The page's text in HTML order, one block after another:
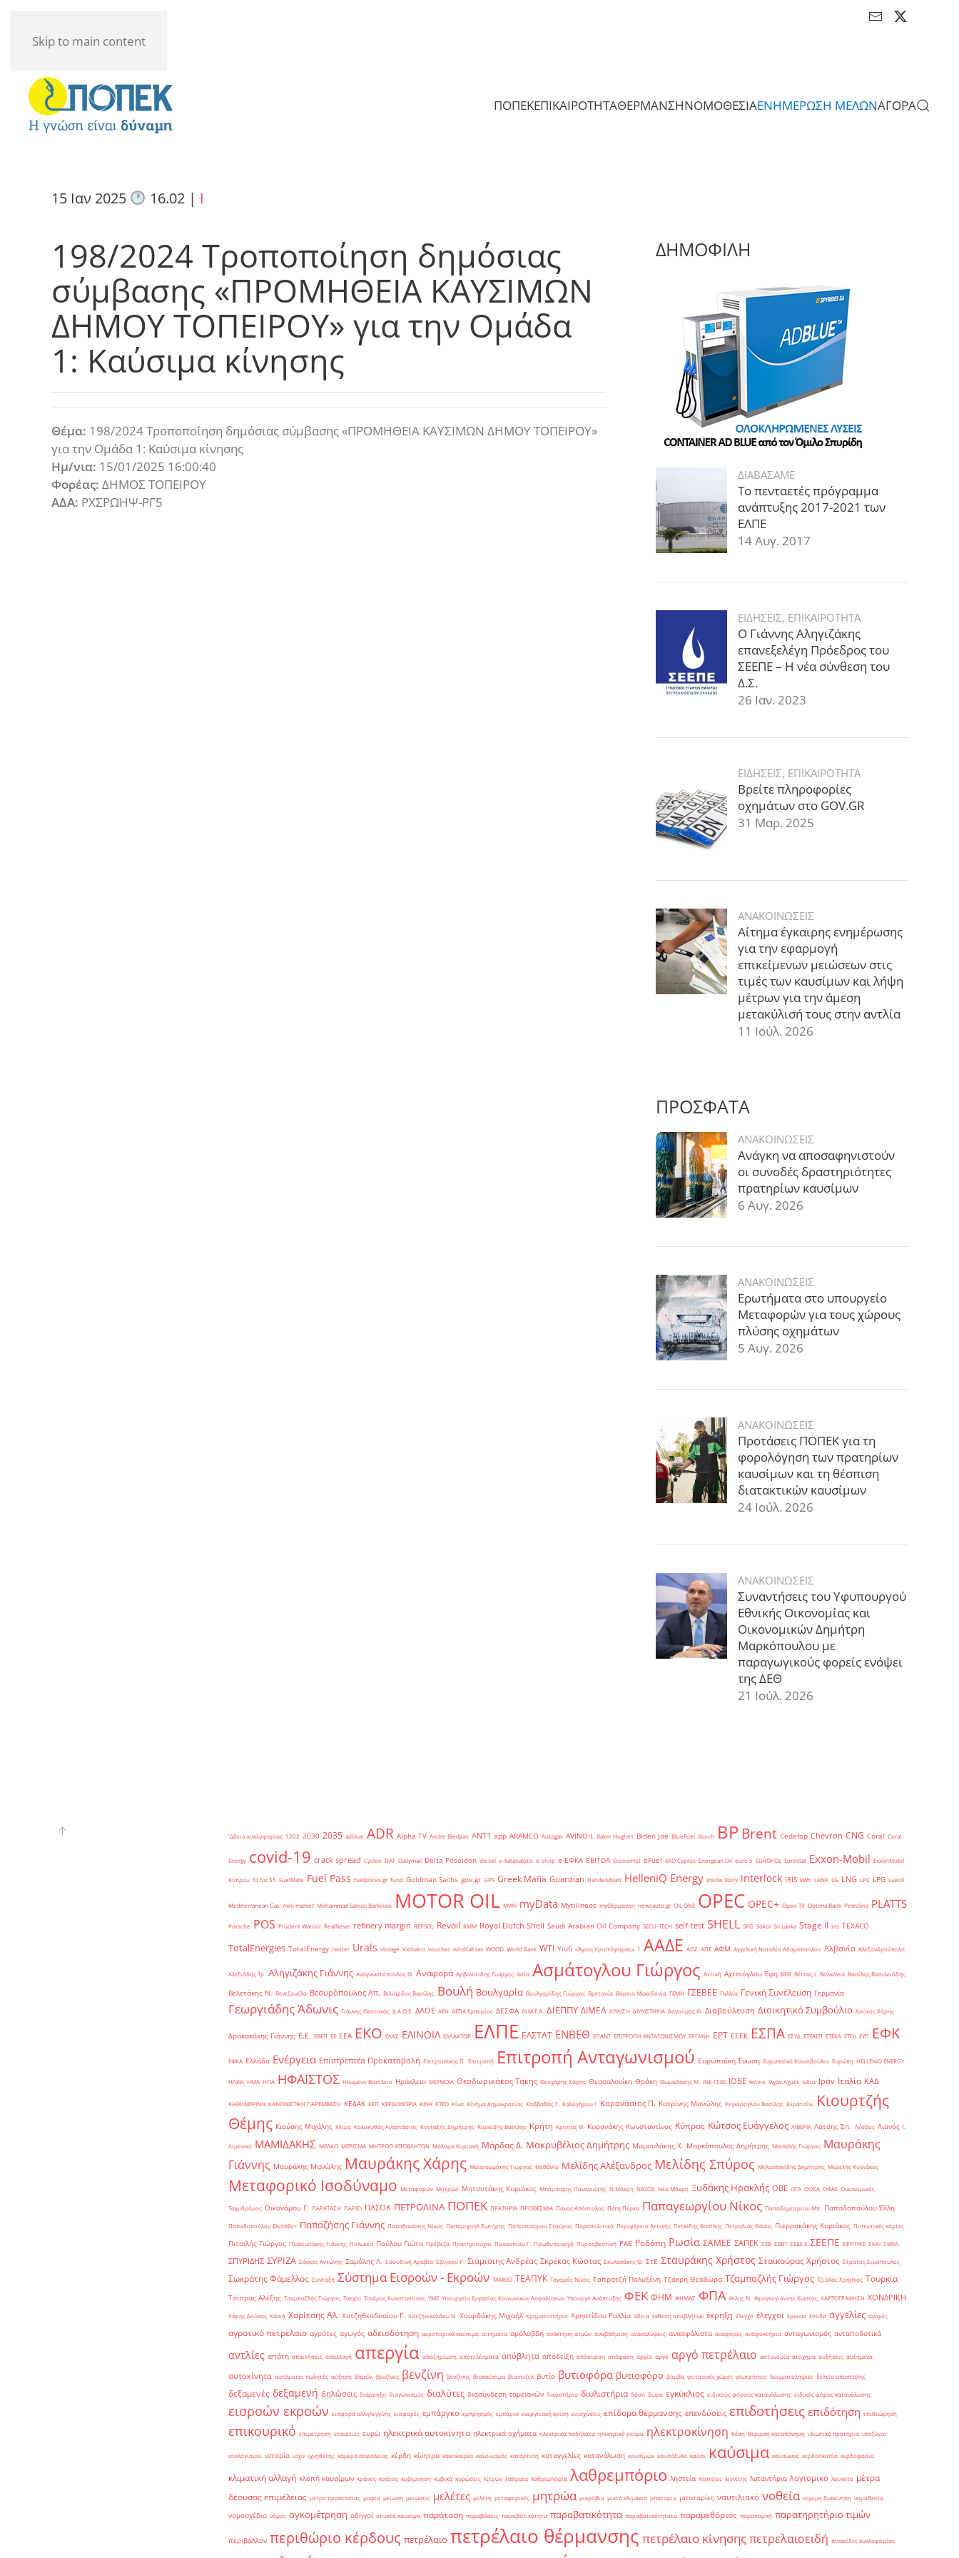
Skip to main content
ΠΟΠΕΚΕΠΙΚΑΙΡΟΤΗΤΑΘΕΡΜΑΝΣΗΝΟΜΟΘΕΣΙΑΕΝΗΜΕΡΩΣΗ ΜΕΛΩΝΑΓΟΡΑ
15 Ιαν 2025 16.02| I
198/2024 Τροποποίηση δημόσιας
σύμβασης «ΠΡΟΜΗΘΕΙΑ ΚΑΥΣΙΜΩΝ
ΔΗΜΟΥ ΤΟΠΕΙΡΟΥ» για την Ομάδα
1: Καύσιμα κίνησης
Θέμα: 198/2024 Τροποποίηση δημόσιας σύμβασης «ΠΡΟΜΗΘΕΙΑ ΚΑΥΣΙΜΩΝ ΔΗΜΟΥ ΤΟΠΕΙΡΟΥ»
για την Ομάδα 1: Καύσιμα κίνησης
Ημ/νια: 15/01/2025 16:00:40
Φορέας: ΔΗΜΟΣ ΤΟΠΕΙΡΟΥ
ΑΔΑ: ΡΧΣΡΩΗΨ-ΡΓ5
ΔΗΜΟΦΙΛΗ
ΔΙΑΒΑΣΑΜΕ
Το πενταετές πρόγραμμα
ανάπτυξης 2017-2021 των
ΕΛΠΕ
14 Αυγ. 2017
ΕΙΔΗΣΕΙΣ, ΕΠΙΚΑΙΡΟΤΗΤΑ
Ο Γιάννης Αληγιζάκης
επανεξελέγη Πρόεδρος του
ΣΕΕΠΕ – Η νέα σύνθεση του
Δ.Σ.
26 Ιαν. 2023
ΕΙΔΗΣΕΙΣ, ΕΠΙΚΑΙΡΟΤΗΤΑ
Βρείτε πληροφορίες
οχημάτων στο GOV.GR
31 Μαρ. 2025
ΑΝΑΚΟΙΝΩΣΕΙΣ
Αίτημα έγκαιρης ενημέρωσης
για την εφαρμογή
επικείμενων μειώσεων στις
τιμές των καυσίμων και λήψη
μέτρων για την άμεση
μετακύλισή τους στην αντλία
11 Ιούλ. 2026
ΠΡΟΣΦΑΤΑ
ΑΝΑΚΟΙΝΩΣΕΙΣ
Ανάγκη να αποσαφηνιστούν
οι συνοδές δραστηριότητες
πρατηρίων καυσίμων
6 Αυγ. 2026
ΑΝΑΚΟΙΝΩΣΕΙΣ
Ερωτήματα στο υπουργείο
Μεταφορών για τους χώρους
πλύσης οχημάτων
5 Αυγ. 2026
ΑΝΑΚΟΙΝΩΣΕΙΣ
Προτάσεις ΠΟΠΕΚ για τη
φορολόγηση των πρατηρίων
καυσίμων και τη θέσπιση
διατακτικών καυσίμων
24 Ιούλ. 2026
ΑΝΑΚΟΙΝΩΣΕΙΣ
Συναντήσεις του Υφυπουργού
Εθνικής Οικονομίας και
Οικονομικών Δημήτρη
Μαρκόπουλου με
παραγωγικούς φορείς ενόψει
της ΔΕΘ
21 Ιούλ. 2026
'άδεια κυκλοφορίας 1202 2030 2035 adblue ADR Alpha TV Andre Bledjian ANT1 app ARAMCO Autogas AVINOIL Baker Hughes Biden Joe BlueFuel Bosch BPBrent Cedefop Chevron CNG Coral Coral
Energy covid-19 crack spread Cyclon DAF Dailymail Delta Poseidon diesel e-katanalotis e-shop e-ΕΦΚΑ EBITDA Economist eFuel EKO Cyprus Energean Oil euro 5 EUROPOL Eurostat Exxon-Mobil ExxonMobil
Κύπρου fit for 55 FuelMate Fuel Pass fuelprices.gr fund Goldman Sachs gov.gr GPS Greek Mafia Guardian Handelsblatt HelleniQ Energy Inside Story interlock IRIS kWh LANA LG LNG LPC LPG Lukoil
Mediterranean Gas mini market Mohammad Sanusi Barkindo MOTOR OIL MWh myData Mytilineos myΘέρμανση newsauto.gr OIL ONE OPEC OPEC+ Open TV Optima Bank Petrolina PLATTS
Porsche POS Prudent Warrior RealNews refinery margin REPSOL Revoil RMM Royal Dutch Shell Saudi Arabian Oil Company SECU-TECH self-test SHELL SKG Sokol Sri Lanka Stage II sts TEXACO
TotalEnergies TotalEnergy twitter Urals vintage Viohalco voucher windfall tax WOOD World Bank WTI Yiufi «Άγιος Χριστόφορος» ΄1 ΑΑΔΕ ΑΟΖ ΑΠΕ ΑΦΜ Αγγελική Ναταλία Αδαμοπούλου Αλβανία Αλεξανδρούπολη
Αλεξιάδης Τρ. Αληγιζάκης Γιάννης Αναγνωστόπουλος Θ. Αναφορά Αρβανιτίδης Γιώργος Ασία Ασμάτογλου Γιώργος Αττική Αχτσιόγλου Έφη ΒΕΘ Βέττας Ι. Βαλκάνια Βασίλης Βασιλειάδης
Βελετάκης Ν. Βενεζουέλα Βεσυρόπουλος Απ. Βιλιάρδος Βασίλης Βουλή Βουλγαρία Βουλγαρίδης Γιώργος Βρετανία Βόρεια Μακεδονία ΓΕΜΗ ΓΣΕΒΕΕ Γαλλία Γενική Συνέλευση Γερμανία
Γεωργιάδης Άδωνις Γιάννης Θεοτοκάς Δ.Α.Ο.Ε. ΔΑΟΕ ΔΕΗ ΔΕΠΑ Εμπορίας ΔΕΣΦΑ ΔΙ.Μ.Ε.Α. ΔΙΕΠΠΥ ΔΙΜΕΑ ΔΙΥΛΙΣΗ ΔΙΥΛΙΣΤΗΡΙΑ Δαγούμας Θ. Διαβούλευση Διοικητικό Συμβούλιο Δούκας Χάρης
Δρακακάκης Γιάννης Ε.Ε. ΕΒΕΠ ΕΕ ΕΕΑ ΕΚΟ ΕΛΑΣ ΕΛΙΝΟΙΛ ΕΛΛΑΚΤΩΡ ΕΛΠΕ ΕΛΣΤΑΤ ΕΝΒΕΘ ΕΠΑΝΤ ΕΠΙΤΡΟΠΗ ΑΝΤΑΓΩΝΙΣΜΟΥ ΕΡΓΑΝΗ ΕΡΤ ΕΣΕΚ ΕΣΠΑ ΕΣΥΔ ΕΤΕΑΕΠ ΕΤΕΚΑ ΕΤΕπ ΕΥΠ ΕΦΚ
ΕΦΚΑ Ελλάδα Ενέργεια Επιστρεπτέα Προκαταβολή Επιτροπάκης Π. Επιτροπή Επιτροπή Ανταγωνισμού Ευρωπαϊκή Ένωση Ευρωπαϊκό Κοινοβούλιο Ευρώπη ΗELLENiQ ENERGY
ΗΛΕΙΑ ΗΜΑ ΗΠΑ ΗΦΑΙΣΤΟΣ Ηνωμένο Βασίλειο Ηράκλειο ΘΕΡΜΟΙΛ Θεοδωρικάκος Τάκης Θεοχάρης Χάρης Θεσσαλονίκη Θράκη Θωμαδάκης Μ. ΙΝΕ-ΓΣΕΕ ΙΟΒΕ Ικόνιο Ιλχάν Αχμέτ Ινδία Ιράν Ιταλία ΚΑΔ
ΚΑΘΗΜΕΡΙΝΗ ΚΑΝΟΝΙΣΤΙΚΗ ΠΑΡΕΜΒΑΣΗ ΚΕΔΑΚ ΚΕΠ ΚΕΡΔΟΦΟΡΙΑ ΚΙΝΑ ΚΤΕΟ Κίνα Κίνημα Δημοκρατίας Καββαθάς Γ. Καλογήρου Ι. Καρανάσιος Π. Κατρίνης Μανώλης Κεγκέρογλου Βασίλης Κερατσίνι
Κιουρτζής
Θέμης Κιούσης Μιχάλης Κλίμα Κολοκυθάς Αναστάσιος Κονταξής Δημήτρης Κορκίδης Βασίλης Κρήτη Κρίντας Θ. Κυρανάκης Κωνσταντίνος Κύπρος Κώτσος Ευάγγελος ΛΙΒΕΡΙΑ Λάτσης Σπ. Λέσβος Λιανός Ι.
Λιμενικό ΜΑΜΙΔΑΚΗΣ ΜΕΛΚΟ ΜΕΡΙΣΜΑ ΜΗΤΡΩΟ ΑΠΟΒΛΗΤΩΝ Μάλαμα Κυριακή Μάρδας Δ. Μακρυβέλιος Δημήτρης Μαμουλάκης Χ. Μαρκόπουλος Δημήτρης Μασαλής Γιώργος Μαυράκης
Γιάννης Μαυράκης Μανώλης Μαυράκης Χάρης Μαυρομμάτης Γιώργος Μεθάνιο Μελίδης Αλέξανδρος Μελίδης Σπύρος Μελισσανίδης Δημήτρης Μερελής Κυριάκος
Μεταφορικό Ισοδύναμο Μεταφορών Μητρώο Μητσοτάκης Κυριάκος Μπόμπορης Παναγιώτης Ν.Μάκρη ΝΑΞΟΣ Νέα Μάκρη Ξυδάκης Ηρακλής ΟΒΕ ΟΓΑ ΟΟΣΑ ΟΦΑΕ Οικονομικός
Ταχυδρόμος Οικονόμου Γ. ΠΑΡΑΤΑΣΗ ΠΑΡΙΣΙ ΠΑΣΟΚ ΠΕΤΡΟΛΙΝΑ ΠΟΠΕΚ ΠΡΑΤΗΡΙΑ ΠΡΟΘΕΣΜΙΑ Πάνας Απόστολος Πέτη Πέρκα Παπαγεωργίου Νίκος Παπαδημητρίου Μπ. Παπαδοπούλου Έλλη
Παπαδοπούλου Ελισάβετ Παπαζήσης Γιάννης Παπαθανάσης Νίκος Παπαμιχαήλ Σωτήρης Παπασταύρου Σταύρος Παραπολιτικά Περιφέρεια Αττικής Πετκίδης Βασίλης Πετραλιάς Θάνος Πιερρακάκης Κυριάκος Πιστωτικές κάρτες
Πιτσιλής Γιώργος Πλακιωτάκης Γιάννης Πολωνία Πούλου Γιώτα Πρέβεζα Πρατηριούχοι Προκοπίου Γ. Πρωθυπουργό Πυροσβεστική ΡΑΕ Ροδόπη Ρωσία ΣΑΜΕΕ ΣΑΠΕΚ ΣΕΒ ΣΕΒΤ ΣΕΔΕ ΙΙ ΣΕΕΠΕ ΣΕΥΠΥΚΕ ΣΚΑΙ ΣΜΕΑ
ΣΠΥΡΙΔΗΣ ΣΥΡΙΖΑ Σάκκος Αντώνης Σαμόλης Λ. Σαουδική Αραβία Σβίγκου Ρ. Σιάμισιης Ανδρέας Σκρέκας Κώστας Σκυλακάκης Θ. ΣτΕ Σταυράκης Χρήστος Σταϊκούρας Χρήστος Στράτος Σιμόπουλος
Σωκράτης Φάμελλος Σύνταξη Σύστημα Εισροών - Εκροών ΤΑΜΕΙΟ ΤΕΑΠΥΚ Ταγαράς Νίκος Ταπρατζή Πολυξένη Τζάκρη Θεοδώρα Τζαμπαζλής Γιώργος Τζιόλας Χρήστος Τουρκία
Τσίπρας Αλέξης Τσαμπαζλής Γιώργος Τσεχία Τσιάρας Κωνσταντίνος ΥΜΕ Υπουργείο Εργασίας Κοινωνικών Ασφαλίσεων Υπουργό Ανάπτυξης ΦΕΚ ΦΗΜ ΦΗΜΑΣ ΦΠΑ Φίλης Ν. Φραγκογιάννης Κώστας ΧΑΡΤΟΓΡΑΦΗΣΗ ΧΟΝΔΡΙΚΗ
Χάρης Δούκας Χανιά Χαρίτσης Αλ. Χατζηθεοδοσίου Γ. Χατζηνικολάου Ν. Χουρδάκης Μιχαήλ Χρηματιστήριο Χρηστίδου Ραλλία άδεια έκθεση αποβλήτων έκρηξη έλεγχο έλεγχοι έρευνα έσοδα αγγελίες αγορές
αγροτικό πετρέλαιο αγρότες αγωγός αδειοδότηση αεροπορικά καύσιμα αιτήματα αμόλυβδη ανάκτηση ατμών αναβάθμιση ανακαλύψεις ανασφάλιστα αναφορές αναψυκτήρια ανταγωνισμός ανταποδοτικά
αντλίες απάτη απαιτήσεις απαλλαγή απεργία αποζημίωση αποτελέσματα απόβλητα απόδειξη απόσυρση απόφαση αργία αργό αργό πετρέλαιο αστυνομία ατύχημα αυξήσεις αυξημένα
αυτοκίνητα αυτόματοι πωλητές αύξηση βαρέλι βενζίνες βενζίνη βενζίνης βιοκαύσιμα βιοντίζελ βυτίο βυτιοφόρα βυτιοφόρο βόμβα γειτονικές χώρες γεωτρήσεις δειγματοληψίες δελτίο αποστολής
δεξαμενές δεξαμενή δηλώσεις διάρρηξη διαγωνισμός διαλύτες διασύνδεση ταμειακών δικαστήριο διυλιστήρια δόση δώρα εγκύκλιος ειδικούς φόρους κατανάλωσης ειδικός φόρος κατανάλωσης
εισροών εκροών εισφορά αλληλεγγύης εισφορές εμπάργκο εμπρησμός εμπόριο ενεργειακή κρίση ενισχύσεις επίδομα θέρμανσης επενδύσεις επιδοτήσεις επιδότηση επιθεώρηση
επικουρικό επιμέτρηση εταιρείες ευρώ ηλεκτρικά αυτοκίνητα ηλεκτρικά οχήματα ηλεκτρικά ποδήλατα ηλεκτρικό ρεύμα ηλεκτροκίνηση θέση θερμική καταπόνηση ιδιωτικά πρατήρια ισοζύγιο
ισολογισμοί ιστορία ισχύ ιχνηθέτης κάμερα ασφαλείας κέρδη κίνητρα κακοκαιρία κανονισμός κατάρτιση καταγγελίες κατανάλωση καυσίμων καυσόξυλα καύσι καύσιμα καύσωνας κερδοσκοπία κερδοφορία
κλιματική αλλαγή κλοπή καυσίμων κράνος κράτος κυβέρνηση κυβικά κυρώσεις λίτρων λαθραία λαθρεμπορία λαθρεμπόριο ληστεία ληστείες λιγνίτης λιπαντήρια λογισμικό λουκέτο μέτρα
δέουσας επιμέλειας μέτρα προστασίας μαφία μείωση μειώσεις μελέτες μελέτη μεταφορικές μητρώα μικρόβια μικτά κλιμάκια μπαταρία μπαταρίες ναυτιλιακό νοθεία νομιμη διακίνηση νομοθεσία
νομοσχέδιο νόμος ογκομέτρηση οδηγοί ορυκτά καύσιμα παράταση παραβάσεις παραβάτικότητα παραβατικότητα παραβατικότητατα παραμεθόριος παραπομπή παρατηρητήριο τιμών
περιβάλλον περιθώριο κέρδους πετρέλαιο πετρέλαιο θέρμανσης πετρέλαιο κίνησηςπετρελαιοειδή πινακίδες κυκλοφορίας